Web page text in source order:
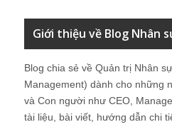
Giới thiệu về Blog Nhân
Blog chia sẻ về Quản trị Nhân
Management) dành cho những
và Con người như CEO,
tài liệu, bài viết, hướng dẫn chi